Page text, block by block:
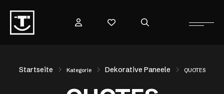
Startseite Kategorie Dekorative Paneele QUOTES